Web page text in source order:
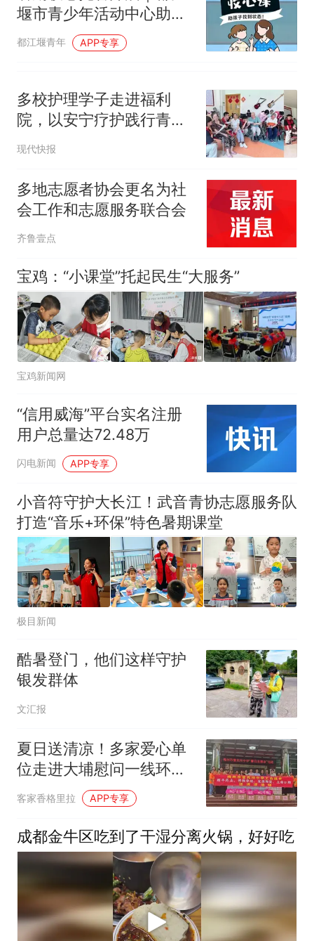
堰市青少年活动中心助力
孩子蓄力成长，从容奔赴
都江堰青年 APP专享
多校护理学子走进福利
院，以安宁疗护践行青年
社会责任
现代快报
多地志愿者协会更名为社
会工作和志愿服务联合会
齐鲁壹点
宝鸡：“小课堂”托起民生“大服务”
宝鸡新闻网
“信用威海”平台实名注册
用户总量达72.48万
闪电新闻 APP专享
小音符守护大长江！武音青协志愿服务队
打造“音乐+环保”特色暑期课堂
极目新闻
酷暑登门，他们这样守护
银发群体
文汇报
夏日送清凉！多家爱心单
位走进大埔慰问一线环卫
工人
客家香格里拉 APP专享
成都金牛区吃到了干湿分离火锅，好好吃